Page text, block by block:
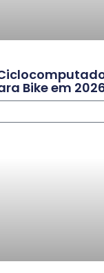
Bike em